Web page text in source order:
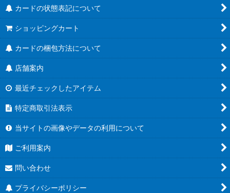
カードの状態表記について
ショッピングカート
カードの梱包方法について
店舗案内
最近チェックしたアイテム
特定商取引法表示
当サイトの画像やデータの利用について
ご利用案内
問い合わせ
プライバシーポリシー